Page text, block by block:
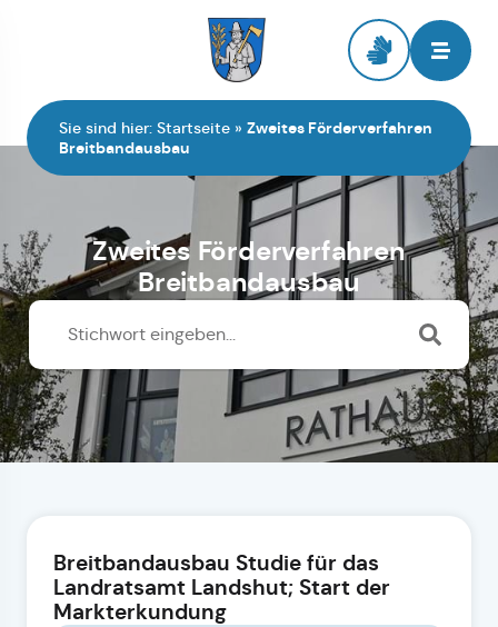
Sie sind hier: Startseite » Zweites Förderverfahren
Breitbandausbau
Zweites Förderverfahren
Breitbandausbau
Breitbandausbau Studie für das
Landratsamt Landshut; Start der
Markterkundung